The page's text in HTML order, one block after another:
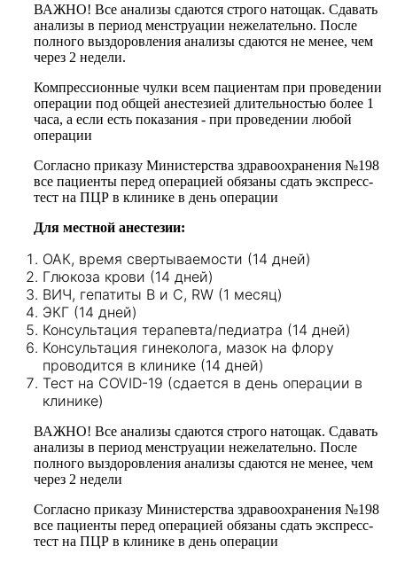
ВАЖНО! Все анализы сдаются строго натощак. Сдавать
анализы в период менструации нежелательно. После
полного выздоровления анализы сдаются не менее, чем
через 2 недели.
Компрессионные чулки всем пациентам при проведении
операции под общей анестезией длительностью более 1
часа, а если есть показания - при проведении любой
операции
Согласно приказу Министерства здравоохранения №198
все пациенты перед операцией обязаны сдать экспресс-
тест на ПЦР в клинике в день операции
Для местной анестезии:
ОАК, время свертываемости (14 дней)
Глюкоза крови (14 дней)
ВИЧ, гепатиты В и С, RW (1 месяц)
ЭКГ (14 дней)
Консультация терапевта/педиатра (14 дней)
Консультация гинеколога, мазок на флору
проводится в клинике (14 дней)
Тест на COVID-19 (сдается в день операции в
клинике)
ВАЖНО! Все анализы сдаются строго натощак. Сдавать
анализы в период менструации нежелательно. После
полного выздоровления анализы сдаются не менее, чем
через 2 недели
Согласно приказу Министерства здравоохранения №198
все пациенты перед операцией обязаны сдать экспресс-
тест на ПЦР в клинике в день операции